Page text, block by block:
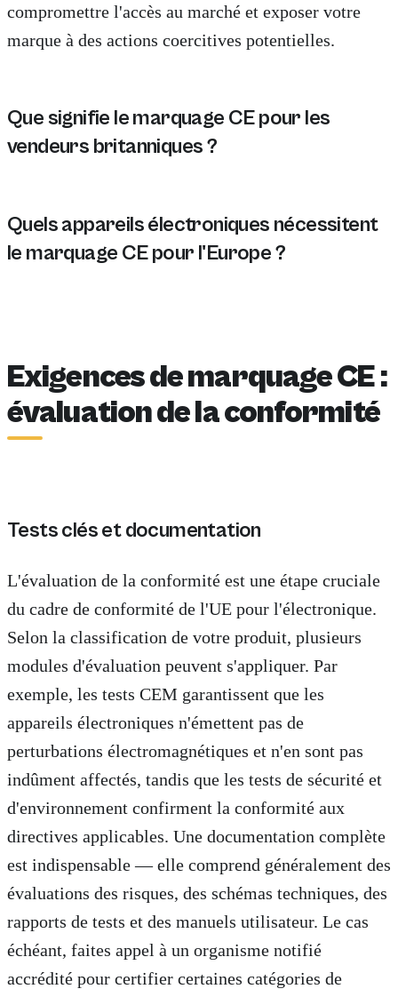
compromettre l'accès au marché et exposer votre
marque à des actions coercitives potentielles.
Que signifie le marquage CE pour les
vendeurs britanniques ?
Quels appareils électroniques nécessitent
le marquage CE pour l'Europe ?
Exigences de marquage CE :
évaluation de la conformité
Tests clés et documentation
L'évaluation de la conformité est une étape cruciale
du cadre de conformité de l'UE pour l'électronique.
Selon la classification de votre produit, plusieurs
modules d'évaluation peuvent s'appliquer. Par
exemple, les tests CEM garantissent que les
appareils électroniques n'émettent pas de
perturbations électromagnétiques et n'en sont pas
indûment affectés, tandis que les tests de sécurité et
d'environnement confirment la conformité aux
directives applicables. Une documentation complète
est indispensable — elle comprend généralement des
évaluations des risques, des schémas techniques, des
rapports de tests et des manuels utilisateur. Le cas
échéant, faites appel à un organisme notifié
accrédité pour certifier certaines catégories de